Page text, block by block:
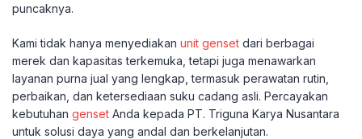
puncaknya.
Kami tidak hanya menyediakan unit genset dari berbagai
merek dan kapasitas terkemuka, tetapi juga menawarkan
layanan purna jual yang lengkap, termasuk perawatan rutin,
perbaikan, dan ketersediaan suku cadang asli. Percayakan
kebutuhan genset Anda kepada PT. Triguna Karya Nusantara
untuk solusi daya yang andal dan berkelanjutan.